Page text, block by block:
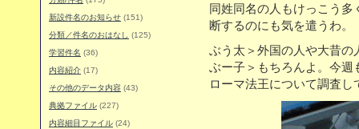
新設件名のお知らせ (151)
分類／件名のおはなし
(125)
学習件名 (36)
内容紹介 (17)
その他のデータ内容 (43)
典拠ファイル (227)
内容細目ファイル (24)
同姓同名の人もけっこう
断するのにも気を遣うわ。
ぶう太＞外国の人や大昔の
ぶー子＞もちろんよ。今週
ローマ法王について調査し